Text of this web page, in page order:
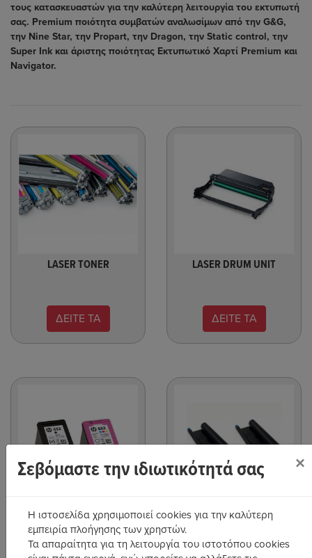
τους κατασκευαστών για την καλύτερη λειτουργία του εκτυπωτή
σας. Premium ποιότητα συμβατών αναλωσίμων από την G&G,
την Nine Star, την Propart, την Dragon, την Static control, την
Super Ink και άριστης ποιότητας Εκτυπωτικό Χαρτί Premium και
Navigator.
LASER TONER
ΔΕΙΤΕ ΤΑ
LASER DRUM UNIT
ΔΕΙΤΕ ΤΑ
INKJET ΜΕΛΑΝΙΑ ΜΕΛΑΝΟΤΑΙΝΙΕΣ - RIBBON
Σεβόμαστε την ιδιωτικότητά σας ×
Η ιστοσελίδα χρησιμοποιεί cookies για την καλύτερη
εμπειρία πλοήγησης των χρηστών.
Τα απαραίτητα για τη λειτουργία του ιστοτόπου cookies